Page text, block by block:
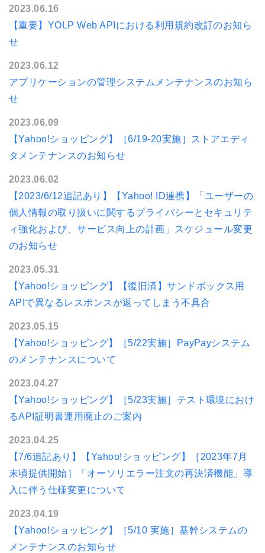
2023.06.16
【重要】YOLP Web APIにおける利用規約改訂のお知ら
せ
2023.06.12
アプリケーションの管理システムメンテナンスのお知ら
せ
2023.06.09
【Yahoo!ショッピング】［6/19-20実施］ストアエディ
タメンテナンスのお知らせ
2023.06.02
【2023/6/12追記あり】【Yahoo! ID連携】「ユーザーの
個人情報の取り扱いに関するプライバシーとセキュリテ
ィ強化および、サービス向上の計画」スケジュール変更
のお知らせ
2023.05.31
【Yahoo!ショッピング】【復旧済】サンドボックス用
APIで異なるレスポンスが返ってしまう不具合
2023.05.15
【Yahoo!ショッピング】［5/22実施］PayPayシステム
のメンテナンスについて
2023.04.27
【Yahoo!ショッピング】［5/23実施］テスト環境におけ
るAPI証明書運用廃止のご案内
2023.04.25
【7/6追記あり】【Yahoo!ショッピング】［2023年7月
末頃提供開始］「オーソリエラー注文の再決済機能」導
入に伴う仕様変更について
2023.04.19
【Yahoo!ショッピング】［5/10 実施］基幹システムの
メンテナンスのお知らせ